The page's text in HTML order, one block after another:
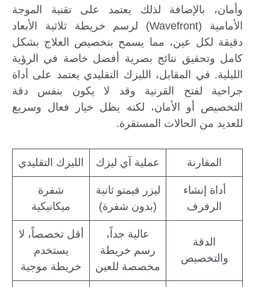
وأمان، بالإضافة لذلك يعتمد على تقنية الموجة
الأمامية (Wavefront) لرسم خريطة ثلاثية الأبعاد
دقيقة لكل عين، مما يسمح بتخصيص العلاج بشكل
كامل وتحقيق نتائج بصرية أفضل خاصة في الرؤية
الليلية. في المقابل، الليزك التقليدي يعتمد على أداة
جراحية لفتح القرنية وقد لا يكون بنفس دقة
التخصيص أو الأمان، لكنه يظل خيار فعال وسريع
للعديد من الحالات المستقرة.
المقارنة عملية آي ليزك الليزك التقليدي
أداة إنشاء
الرفرف
ليزر فيمتو ثانية
(بدون شفرة)
شفرة
ميكانيكية
الدقة
والتخصيص
عالية جداً،
رسم خريطة
مخصصة للعين
أقل تخصصاً، لا
يستخدم
خريطة موجية